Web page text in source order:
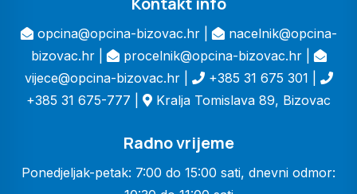
opcina@opcina-bizovac.hr |
nacelnik@opcina-
bizovac.hr |
procelnik@opcina-bizovac.hr |
vijece@opcina-bizovac.hr |
+385 31 675 301 |
+385 31 675-777 |
Kralja Tomislava 89, Bizovac
Radno vrijeme
Ponedjeljak-petak: 7:00 do 15:00 sati, dnevni odmor: